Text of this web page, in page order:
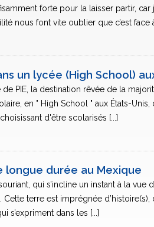
forte pour la laisser partir,
nous font vite oublier que c’est face
un lycée (High School)
PIE, la destination rêvée de la
en " High School " aux États-Unis,
d'être scolarisés [...]
longue durée au Mexique
qui s’incline un instant à la vue
Cette terre est imprégnée
s’expriment dans les [...]